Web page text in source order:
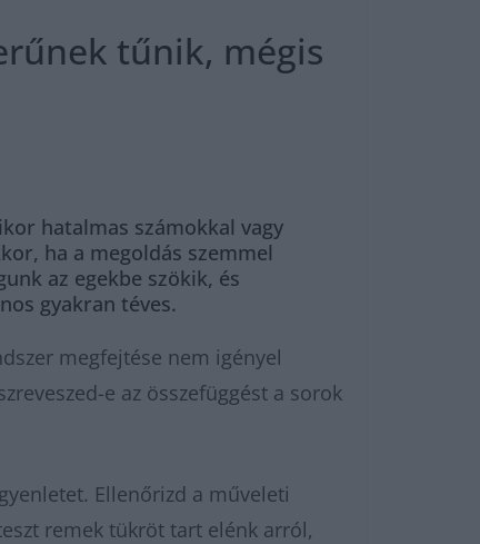
tűnik, mégis
hatalmas számokkal vagy
ha a megoldás szemmel
az egekbe szökik, és
gyakran téves.
megfejtése nem igényel
e az összefüggést a sorok
Ellenőrizd a műveleti
remek tükröt tart elénk arról,